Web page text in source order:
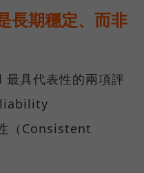
長期穩定、而非
具代表性的兩項評
（Consistent